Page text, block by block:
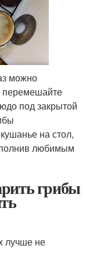
можно
под закрытой
на стол,
любимым
грибы
лучше не